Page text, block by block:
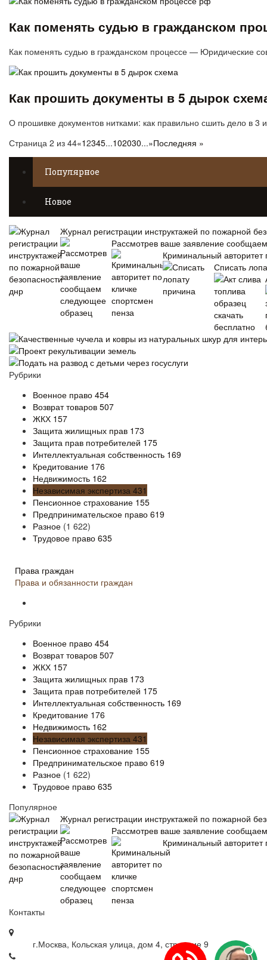
Как поменять судью в гражданском
Как поменять судью в гражданском процессе — Юридические
Как прошить документы в 5 дырок
О прошивке документов нитками: как правильно сшить дело в
Страница 2 из 44«12345...102030...»Последняя »
Популярное
Новое
Журнал регистрации инструктажей по пожарной
Рассмотрев ваше заявление
Криминальный авторитет
Списать
Качественные чучела и ковры из натуральных шкур для
Проект рекультивации земель
Подать на развод с детьми через госуслуги
Рубрики
Военное право 454
Возврат товаров 507
ЖКХ 157
Защита жилищных прав 173
Защита прав потребителей 175
Интеллектуальная собственность 169
Кредитование 176
Недвижимость 162
Независимая экспертиза 431
Пенсионное страхование 155
Предпринимательское право 619
Разное (1 622)
Трудовое право 635
Права граждан
Права и обязанности граждан
Рубрики
Военное право 454
Возврат товаров 507
ЖКХ 157
Защита жилищных прав 173
Защита прав потребителей 175
Интеллектуальная собственность 169
Кредитование 176
Недвижимость 162
Независимая экспертиза 431
Пенсионное страхование 155
Предпринимательское право 619
Разное (1 622)
Трудовое право 635
Популярное
Журнал регистрации инструктажей по пожарной
Рассмотрев ваше заявление
Криминальный авторитет
Контакты
г.Москва, Кольская улица, дом 4, строение 9